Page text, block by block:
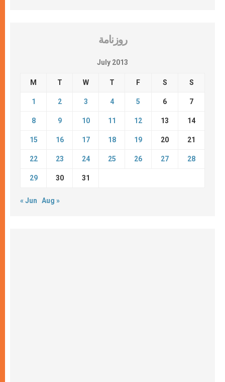
روزنامة
July 2013
M T W T F S S
1 2 3 4 5 6 7
8 9 10 11 12 13 14
15 16 17 18 19 20 21
22 23 24 25 26 27 28
29 30 31
« Jun Aug »